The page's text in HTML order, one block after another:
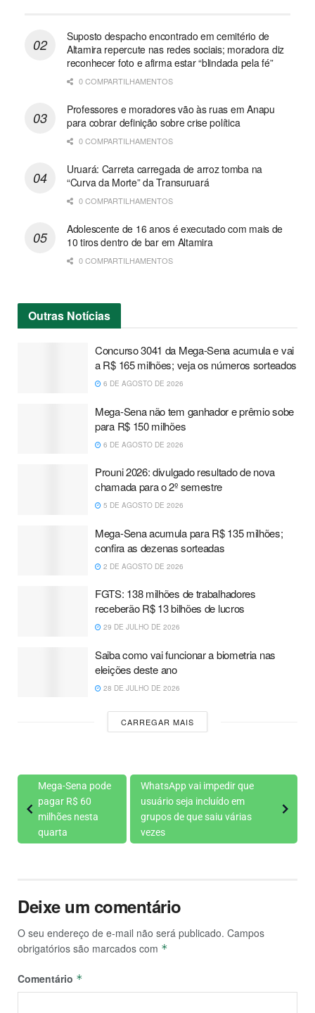
Suposto despacho encontrado em cemitério de
Altamira repercute nas redes sociais; moradora diz
reconhecer foto e afirma estar “blindada pela fé”
0 COMPARTILHAMENTOS
Professores e moradores vão às ruas em Anapu
para cobrar definição sobre crise política
0 COMPARTILHAMENTOS
Uruará: Carreta carregada de arroz tomba na
“Curva da Morte” da Transuruará
0 COMPARTILHAMENTOS
Adolescente de 16 anos é executado com mais de
10 tiros dentro de bar em Altamira
0 COMPARTILHAMENTOS
Outras Notícias
Concurso 3041 da Mega-Sena acumula e vai
a R$ 165 milhões; veja os números sorteados
6 DE AGOSTO DE 2026
Mega-Sena não tem ganhador e prêmio sobe
para R$ 150 milhões
6 DE AGOSTO DE 2026
Prouni 2026: divulgado resultado de nova
chamada para o 2º semestre
5 DE AGOSTO DE 2026
Mega-Sena acumula para R$ 135 milhões;
confira as dezenas sorteadas
2 DE AGOSTO DE 2026
FGTS: 138 milhões de trabalhadores
receberão R$ 13 bilhões de lucros
29 DE JULHO DE 2026
Saiba como vai funcionar a biometria nas
eleições deste ano
28 DE JULHO DE 2026
CARREGAR MAIS
Mega-Sena pode
pagar R$ 60
milhões nesta
quarta
WhatsApp vai impedir que
usuário seja incluído em
grupos de que saiu várias
vezes
Deixe um comentário
O seu endereço de e-mail não será publicado. Campos
obrigatórios são marcados com *
Comentário *